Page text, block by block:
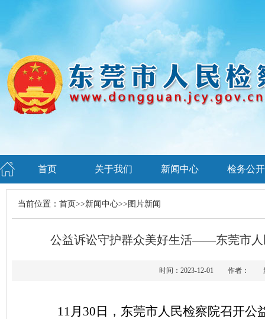
首页 关于我们 新闻中心 检务公开
当前位置： 首页>>新闻中心>> 图片新闻
公益诉讼守护群众美好生活——东莞市人
时间：2023-12-01 作者：
11月30日，东莞市人民检察院召开公